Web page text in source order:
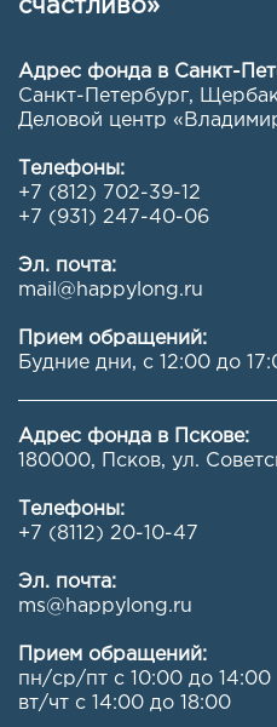
счастливо»
Адрес фонда в Санкт-
Санкт-Петербург,
Деловой центр
Телефоны:
+7 (812) 702-39-12
+7 (931) 247-40-06
Эл. почта:
mail@happylong.ru
Прием обращений:
Будние дни, с 12:00 до
Адрес фонда в Пскове:
180000, Псков, ул.
Телефоны:
+7 (8112) 20-10-47
Эл. почта:
ms@happylong.ru
Прием обращений:
пн/ср/пт с 10:00 до 14:00
вт/чт с 14:00 до 18:00